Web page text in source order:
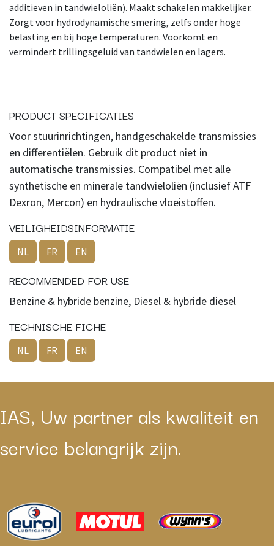
additieven in tandwieloliën). Maakt schakelen makkelijker.
Zorgt voor hydrodynamische smering, zelfs onder hoge
belasting en bij hoge temperaturen. Voorkomt en
vermindert trillingsgeluid van tandwielen en lagers.
PRODUCT SPECIFICATIES
Voor stuurinrichtingen, handgeschakelde transmissies
en differentiëlen. Gebruik dit product niet in
automatische transmissies. Compatibel met alle
synthetische en minerale tandwieloliën (inclusief ATF
Dexron, Mercon) en hydraulische vloeistoffen.
VEILIGHEIDSINFORMATIE
NL FR EN
RECOMMENDED FOR USE
Benzine & hybride benzine, Diesel & hybride diesel
TECHNISCHE FICHE
NL FR EN
IAS, Uw partner als kwaliteit en
service belangrijk zijn.